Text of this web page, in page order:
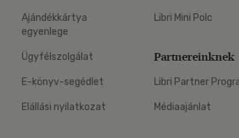
Ajándékkártya
egyenlege
Ügyfélszolgálat
E-könyv-segédlet
Elállási nyilatkozat
Libri Mini Polc
Partnereinknek
Libri Partner
Médiaajánlat